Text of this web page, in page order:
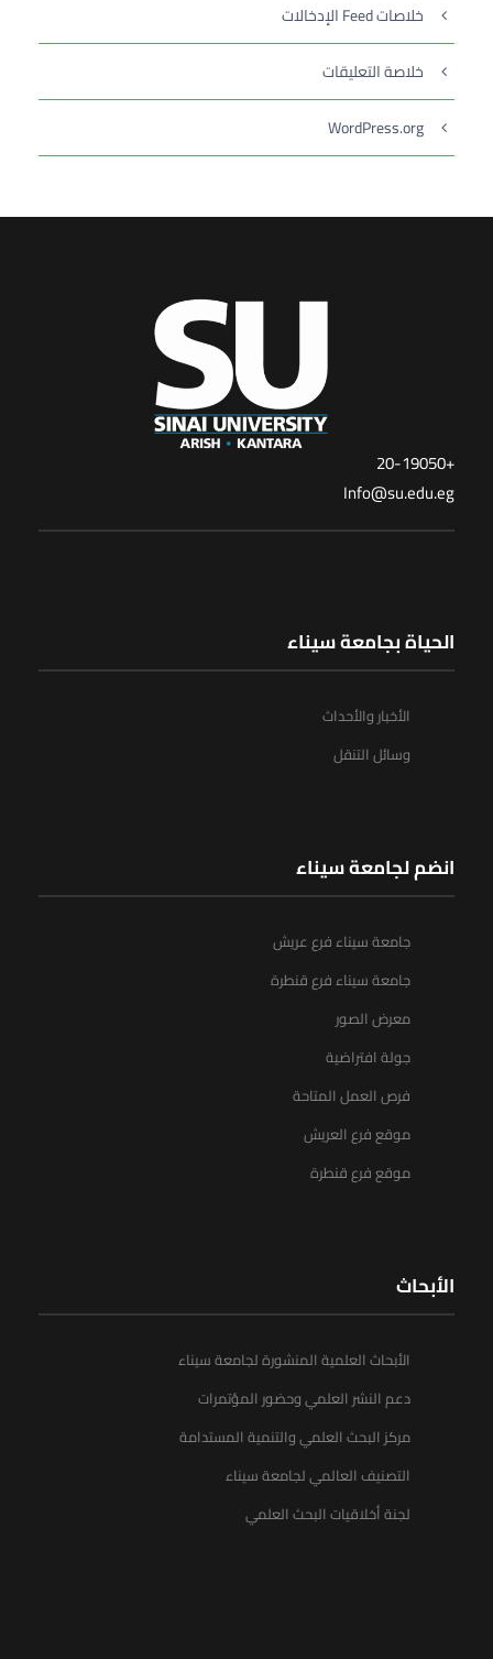
خلاصات Feed الإدخالات
خلاصة التعليقات
WordPress.org
+20-19050
Info@su.edu.eg
الحياة بجامعة سيناء
الأخبار والأحداث
وسائل التنقل
انضم لجامعة سيناء
جامعة سيناء فرع عريش
جامعة سيناء فرع قنطرة
معرض الصور
جولة افتراضية
فرص العمل المتاحة
موقع فرع العريش
موقع فرع قنطرة
الأبحاث
الأبحاث العلمية المنشورة لجامعة سيناء
دعم النشر العلمي وحضور المؤتمرات
مركز البحث العلمي والتنمية المستدامة
التصنيف العالمي لجامعة سيناء
لجنة أخلاقيات البحث العلمي